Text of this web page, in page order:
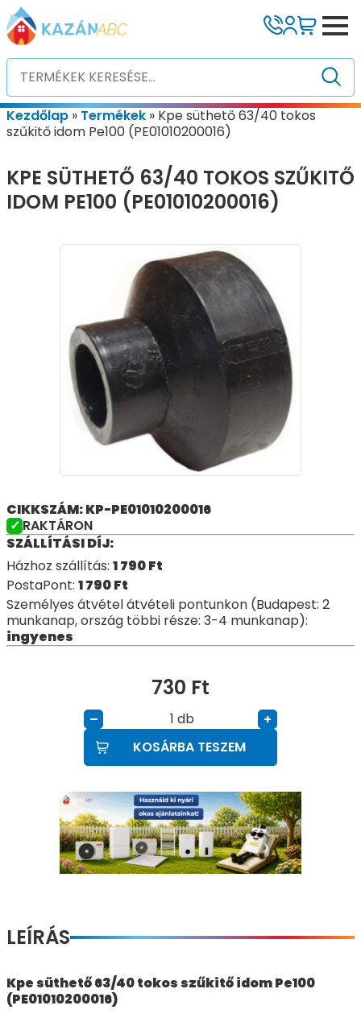
Kezdőlap » Termékek » Kpe süthető 63/40 tokos
szűkitő idom Pe100 (PE01010200016)
KPE SÜTHETŐ 63/40 TOKOS SZŰKITŐ
IDOM PE100 (PE01010200016)
CIKKSZÁM: KP-PE01010200016
RAKTÁRON
SZÁLLÍTÁSI DÍJ:
Házhoz szállítás: 1 790Ft
PostaPont: 1 790Ft
Személyes átvétel átvételi pontunkon (Budapest: 2
munkanap, ország többi része: 3-4 munkanap):
ingyenes
730 Ft
– db
+
KOSÁRBA TESZEM
LEÍRÁS
Kpe süthető 63/40 tokos szűkitő idom Pe100
(PE01010200016)